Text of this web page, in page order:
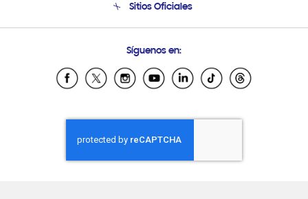
Condiciones de Compra
Soporte vía eMail
Sitios Oficiales
Samsung Ecuador
Samsung El Salvador
Samsung Honduras
Samsung Nicaragua
Samsung Panamá
Síguenos en: